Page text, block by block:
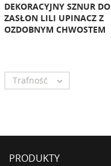
DEKORACYJNY SZNUR DO
ZASŁON LILI UPINACZ Z
OZDOBNYM CHWOSTEM
Trafność 
PRODUKTY